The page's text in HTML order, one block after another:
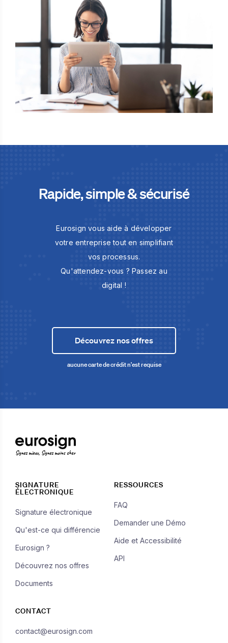
Rapide, simple & sécurisé
Eurosign vous aide à développer
votre entreprise tout en simplifiant
vos processus.
Qu'attendez-vous ? Passez au
digital !
Découvrez nos offres
aucune carte de crédit n'est requise
Signez mieux, Signez moins cher
SIGNATURE
ÉLECTRONIQUE
Signature électronique
Qu'est-ce qui différencie
Eurosign ?
Découvrez nos offres
Documents
RESSOURCES
FAQ
Demander une Démo
Aide et Accessibilité
API
CONTACT
contact@eurosign.com